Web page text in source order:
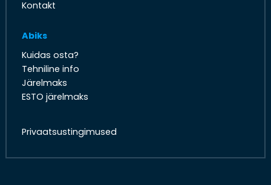
Kontakt
Abiks
Kuidas osta?
Tehniline info
Järelmaks
ESTO järelmaks
Privaatsustingimused